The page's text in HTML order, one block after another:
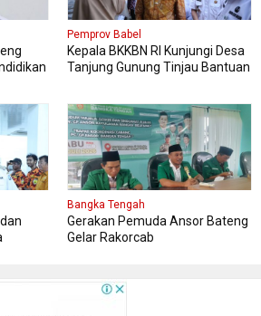
Pemprov Babel
Kepala BKKBN RI Kunjungi Desa
Tanjung Gunung Tinjau Bantuan
Bangka Tengah
Gerakan Pemuda Ansor Bateng
Gelar Rakorcab